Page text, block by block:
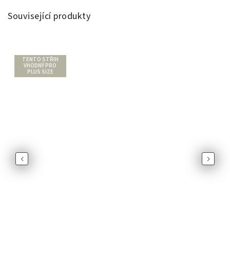
Související produkty
Previous
TENTO STŘIH
VHODNÝ PRO
PLUS SIZE
Next